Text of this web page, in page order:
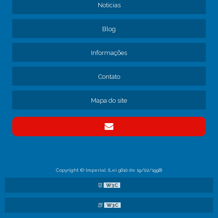
CONTRATAR MANUTENÇÃO DE FROTA
CONTRATO DE MANUTENÇÃO DE CAMINHÕES
CONTRATO DE MANUTENÇÃO DE FROTA
CONTRATO MANUTENÇÃO CAMINHÕES EMPRESA
EMPRESA DE MANUTENÇÃO DE FREIO DE CAMINHÃO
EMPRESA DE MANUTENÇÃO DE FROTA
EMPRESA DE MANUTENÇÃO DE FROTA SP
EMPRESA ESPECIALIZADA EM FREIOS DE CAMINHÃO
EMPRESA MANUTENÇÃO CAMINHÕES PESADOS
INSPEÇÃO DE FROTA DE VEÍCULOS
MANUTENÇÃO COMPLETA DE CAMINHÕES
Noticias
Blog
Informações
Contato
Mapa do site
Copyright © Imperial. (Lei 9610 de 19/02/1998)
W3C
W3C